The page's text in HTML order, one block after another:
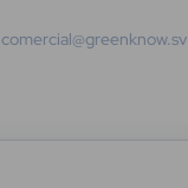
comercial@greenknow.sv